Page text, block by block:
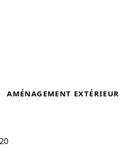
AMÉNAGEMENT EXTÉRIEUR